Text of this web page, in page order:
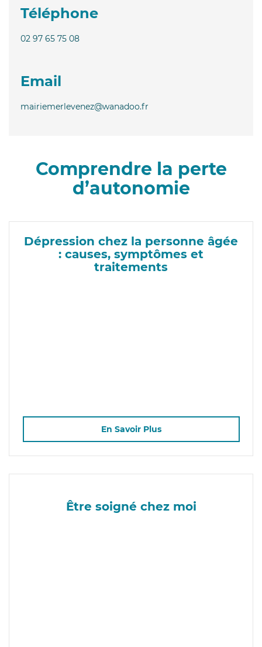
Téléphone
02 97 65 75 08
Email
mairiemerlevenez@wanadoo.fr
Comprendre la perte
d’autonomie
Dépression chez la personne âgée
: causes, symptômes et
traitements
En Savoir Plus
Être soigné chez moi